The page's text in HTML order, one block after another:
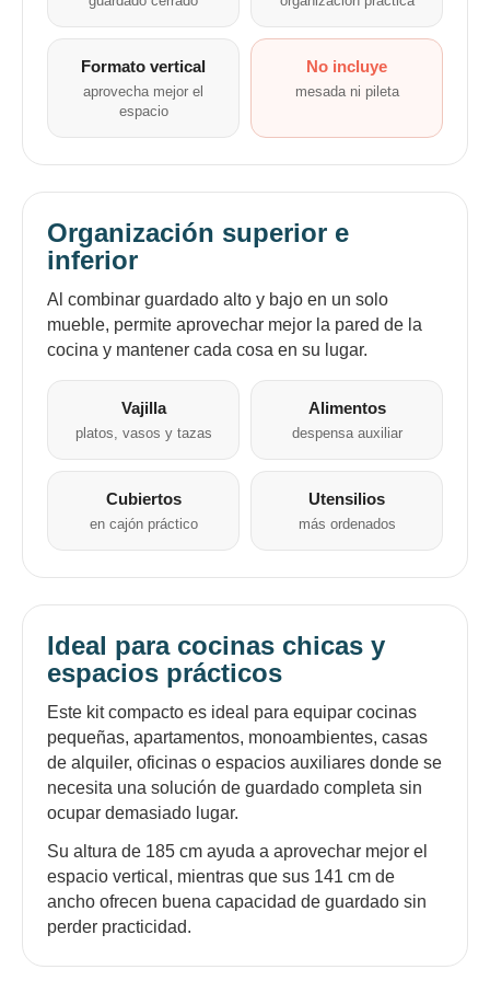
Formato vertical
aprovecha mejor el
espacio
No incluye
mesada ni pileta
Organización superior e
inferior
Al combinar guardado alto y bajo en un solo
mueble, permite aprovechar mejor la pared de la
cocina y mantener cada cosa en su lugar.
Vajilla
platos, vasos y tazas
Alimentos
despensa auxiliar
Cubiertos
en cajón práctico
Utensilios
más ordenados
Ideal para cocinas chicas y
espacios prácticos
Este kit compacto es ideal para equipar cocinas
pequeñas, apartamentos, monoambientes, casas
de alquiler, oficinas o espacios auxiliares donde se
necesita una solución de guardado completa sin
ocupar demasiado lugar.
Su altura de 185 cm ayuda a aprovechar mejor el
espacio vertical, mientras que sus 141 cm de
ancho ofrecen buena capacidad de guardado sin
perder practicidad.
Continuar